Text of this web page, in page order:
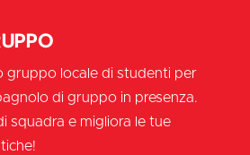
gruppo locale di studenti per
di gruppo in presenza.
squadra e migliora le tue